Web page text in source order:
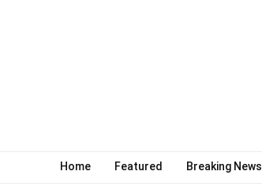
Home Featured Breaking News